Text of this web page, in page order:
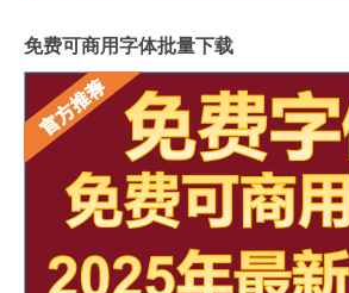
免费可商用字体批量下载